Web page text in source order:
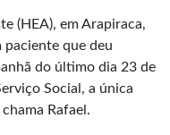
(HEA), em Arapiraca,
paciente que deu
do último dia 23 de
Social, a única
Rafael.